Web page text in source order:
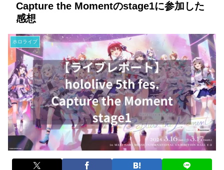
Capture the Momentのstage1に参加した
感想
ホロライブ